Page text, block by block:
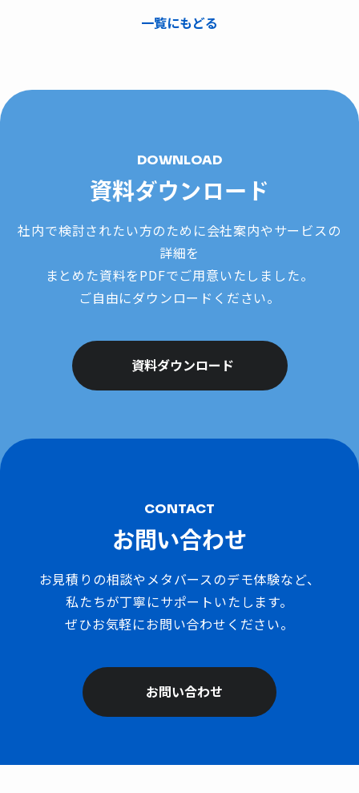
一覧にもどる
DOWNLOAD
資料ダウンロード
社内で検討されたい方のために会社案内やサービスの
詳細を
まとめた資料をPDFでご用意いたしました。
ご自由にダウンロードください。
資料ダウンロード
CONTACT
お問い合わせ
お見積りの相談やメタバースのデモ体験など、
私たちが丁寧にサポートいたします。
ぜひお気軽にお問い合わせください。
お問い合わせ